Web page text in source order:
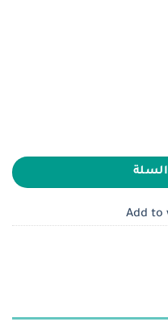
Add to